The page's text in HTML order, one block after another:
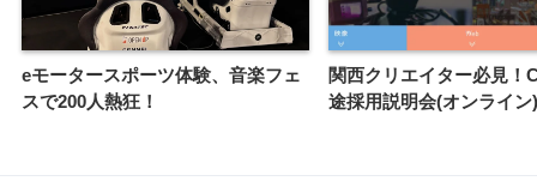
eモータースポーツ体験、音楽フェ
スで200人熱狂！
関西クリエイター必見！
途採用説明会(オンライン)